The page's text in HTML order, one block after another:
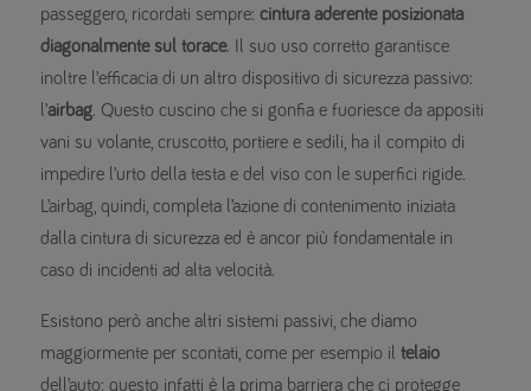
passeggero, ricordati sempre: cintura aderente posizionata
diagonalmente sul torace. Il suo uso corretto garantisce
inoltre l’efficacia di un altro dispositivo di sicurezza passivo:
l’airbag. Questo cuscino che si gonfia e fuoriesce da appositi
vani su volante, cruscotto, portiere e sedili, ha il compito di
impedire l’urto della testa e del viso con le superfici rigide.
L’airbag, quindi, completa l’azione di contenimento iniziata
dalla cintura di sicurezza ed è ancor più fondamentale in
caso di incidenti ad alta velocità.
Esistono però anche altri sistemi passivi, che diamo
maggiormente per scontati, come per esempio il telaio
dell’auto: questo infatti è la prima barriera che ci protegge